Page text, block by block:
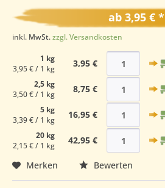
ab 3,95 € *
inkl. MwSt.zzgl. Versandkosten
1 kg
3,95 € / 1 kg
3,95 €
2,5 kg
3,50 € / 1 kg
8,75 €
5 kg
3,39 € / 1 kg
16,95 €
20 kg
2,15 € / 1 kg
42,95 €
Merken Bewerten